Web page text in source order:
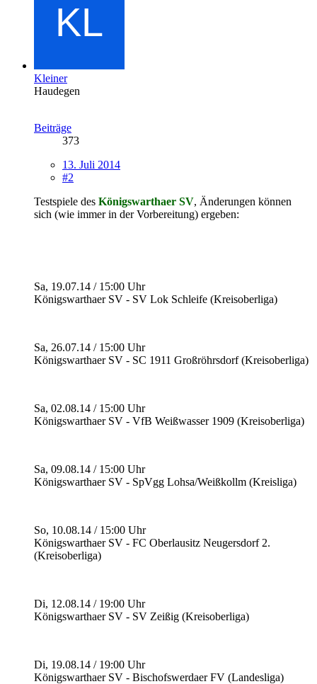
Kleiner
Haudegen
Beiträge
373
13. Juli 2014
#2
Testspiele des Königswarthaer SV, Änderungen können
sich (wie immer in der Vorbereitung) ergeben:
Sa, 19.07.14 / 15:00 Uhr
Königswarthaer SV - SV Lok Schleife (Kreisoberliga)
Sa, 26.07.14 / 15:00 Uhr
Königswarthaer SV - SC 1911 Großröhrsdorf (Kreisoberliga)
Sa, 02.08.14 / 15:00 Uhr
Königswarthaer SV - VfB Weißwasser 1909 (Kreisoberliga)
Sa, 09.08.14 / 15:00 Uhr
Königswarthaer SV - SpVgg Lohsa/Weißkollm (Kreisliga)
So, 10.08.14 / 15:00 Uhr
Königswarthaer SV - FC Oberlausitz Neugersdorf 2.
(Kreisoberliga)
Di, 12.08.14 / 19:00 Uhr
Königswarthaer SV - SV Zeißig (Kreisoberliga)
Di, 19.08.14 / 19:00 Uhr
Königswarthaer SV - Bischofswerdaer FV (Landesliga)